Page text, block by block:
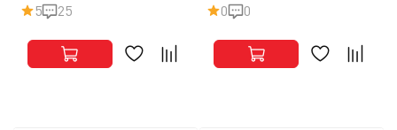
5 25 0 0